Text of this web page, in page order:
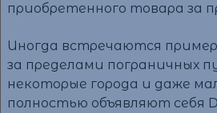
приобретенного товара за
Иногда встречаются
за пределами пограничных
некоторые города и даже
полностью объявляют себя